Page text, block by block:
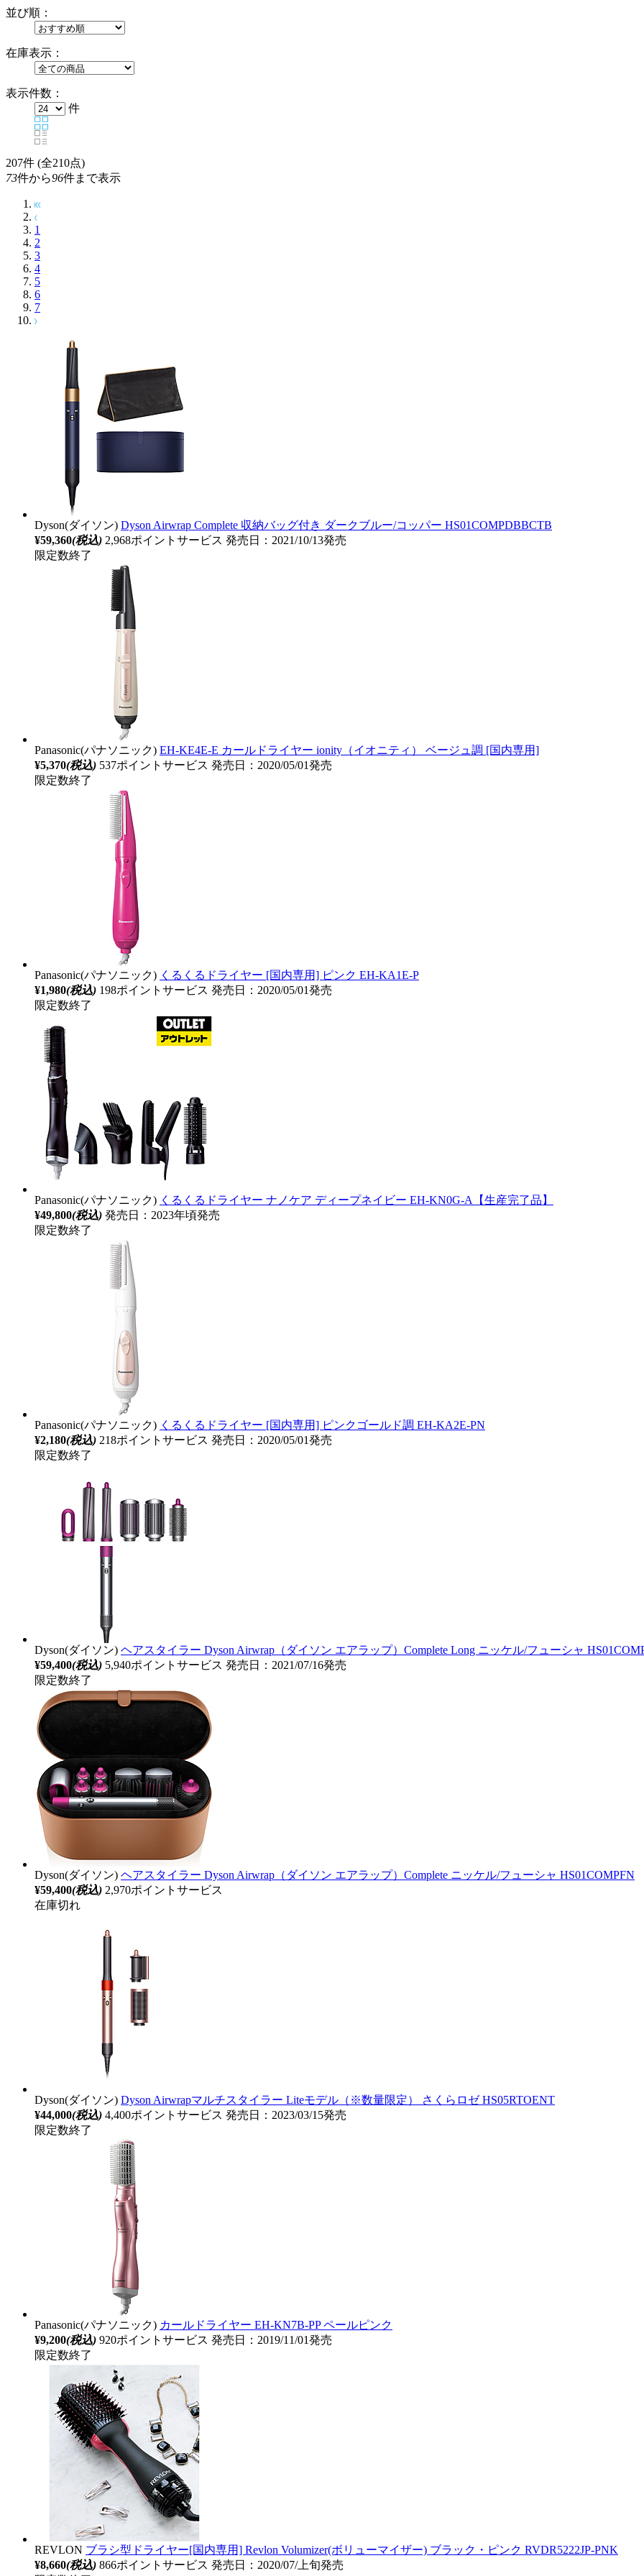
並び順：
在庫表示：
表示件数：
件
207件 (全210点)
73件から96件まで表示
1
2
3
4
5
6
7
Dyson(ダイソン) Dyson Airwrap Complete 収納バッグ付き ダークブルー/コッパー HS01COMPDBBCTB
¥59,360(税込) 2,968ポイントサービス 発売日：2021/10/13発売
限定数終了
Panasonic(パナソニック) EH-KE4E-E カールドライヤー ionity（イオニティ） ベージュ調 [国内専用]
¥5,370(税込) 537ポイントサービス 発売日：2020/05/01発売
限定数終了
Panasonic(パナソニック) くるくるドライヤー [国内専用] ピンク EH-KA1E-P
¥1,980(税込) 198ポイントサービス 発売日：2020/05/01発売
限定数終了
Panasonic(パナソニック) くるくるドライヤー ナノケア ディープネイビー EH-KN0G-A【生産完了品】
¥49,800(税込) 発売日：2023年頃発売
限定数終了
Panasonic(パナソニック) くるくるドライヤー [国内専用] ピンクゴールド調 EH-KA2E-PN
¥2,180(税込) 218ポイントサービス 発売日：2020/05/01発売
限定数終了
Dyson(ダイソン) ヘアスタイラー Dyson Airwrap（ダイソン エアラップ）Complete Long ニッケル/フューシャ
¥59,400(税込) 5,940ポイントサービス 発売日：2021/07/16発売
限定数終了
Dyson(ダイソン) ヘアスタイラー Dyson Airwrap（ダイソン エアラップ）Complete ニッケル/フューシャ HS01COMPFN
¥59,400(税込) 2,970ポイントサービス
在庫切れ
Dyson(ダイソン) Dyson Airwrapマルチスタイラー Liteモデル（※数量限定） さくらロゼ HS05RTOENT
¥44,000(税込) 4,400ポイントサービス 発売日：2023/03/15発売
限定数終了
Panasonic(パナソニック) カールドライヤー EH-KN7B-PP ペールピンク
¥9,200(税込) 920ポイントサービス 発売日：2019/11/01発売
限定数終了
REVLON ブラシ型ドライヤー[国内専用] Revlon Volumizer(ボリューマイザー) ブラック・ピンク RVDR5222JP-PNK
¥8,660(税込) 866ポイントサービス 発売日：2020/07/上旬発売